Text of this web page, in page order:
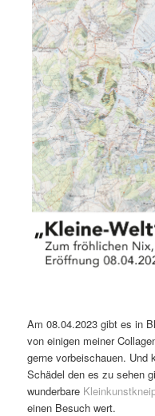
Am 08.04.2023 gibt es in
von einigen meiner
gerne vorbeischauen.
Schädel den es zu sehen
wunderbare
einen Besuch wert.